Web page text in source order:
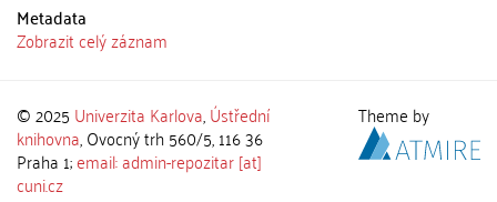
Metadata
Zobrazit celý záznam
© 2025 Univerzita Karlova,Ústřední
knihovna, Ovocný trh 560/5, 116 36
Praha 1;email: admin-repozitar [at]
cuni.cz
Theme by